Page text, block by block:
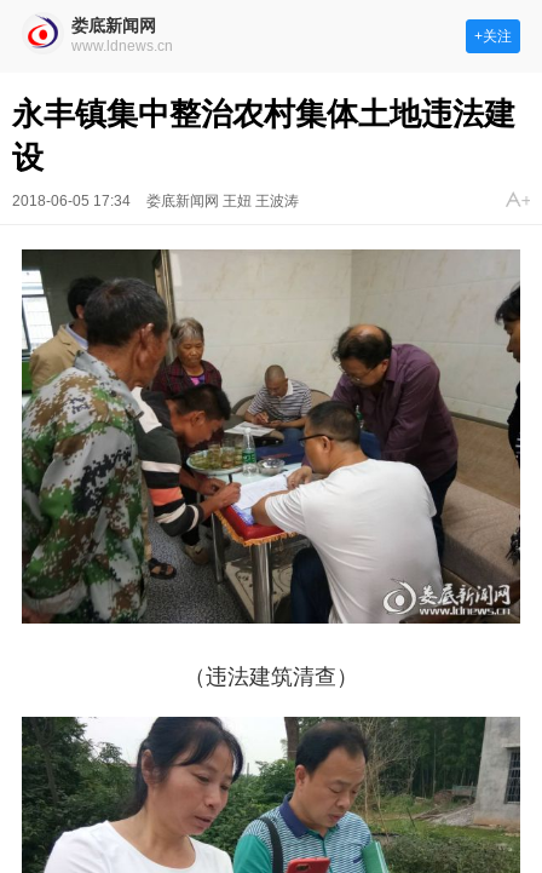
娄底新闻网
www.ldnews.cn
+关注
永丰镇集中整治农村集体土地违法建
设
2018-06-05 17:34 娄底新闻网 王妞 王波涛
（违法建筑清查）